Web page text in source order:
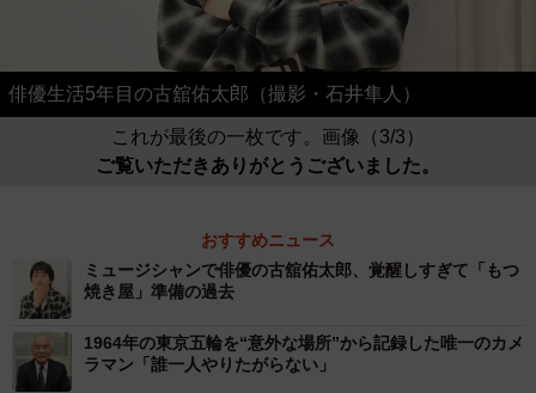
俳優生活5年目の古舘佑太郎（撮影・石井隼人）
これが最後の一枚です。画像（3/3）
ご覧いただきありがとうございました。
おすすめニュース
ミュージシャンで俳優の古舘佑太郎、覚醒しすぎて「もつ
焼き屋」準備の過去
1964年の東京五輪を“意外な場所”から記録した唯一のカメ
ラマン「誰一人やりたがらない」